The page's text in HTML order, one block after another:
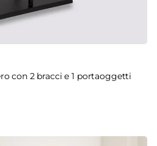
con 2 bracci e 1 portaoggetti